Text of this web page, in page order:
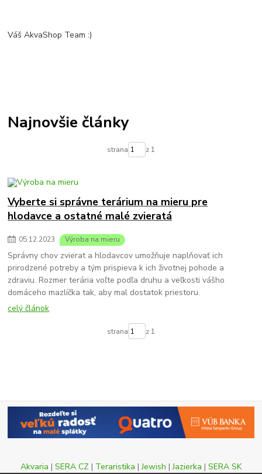
Váš AkvaShop Team :)
Najnovšie články
strana z 1
Vyberte si správne terárium na mieru pre
hlodavce a ostatné malé zvieratá
05.12.2023 Výroba na mieru
Správny chov zvierat a hlodavcov umožňuje naplňovať ich
prirodzené potreby a tým prispieva k ich životnej pohode a
zdraviu. Rozmer terária voľte podľa druhu a veľkosti vášho
domáceho mazlíčka tak, aby mal dostatok priestoru.
celý článok
strana z 1
Akvaria | SERA CZ | Teraristika |Jewish |Jazierka | SERA SK